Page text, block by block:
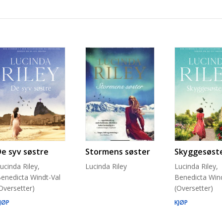
syv søstre
Riley,
Windt-Val
Stormens søster
Lucinda Riley
Lucinda Riley,
Benedicta
(Oversetter)
KJØP